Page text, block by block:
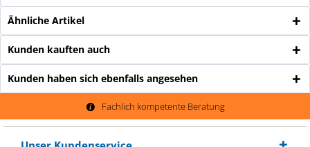
Ähnliche Artikel
Kunden kauften auch
Kunden haben sich ebenfalls angesehen
Fachlich kompetente Beratung